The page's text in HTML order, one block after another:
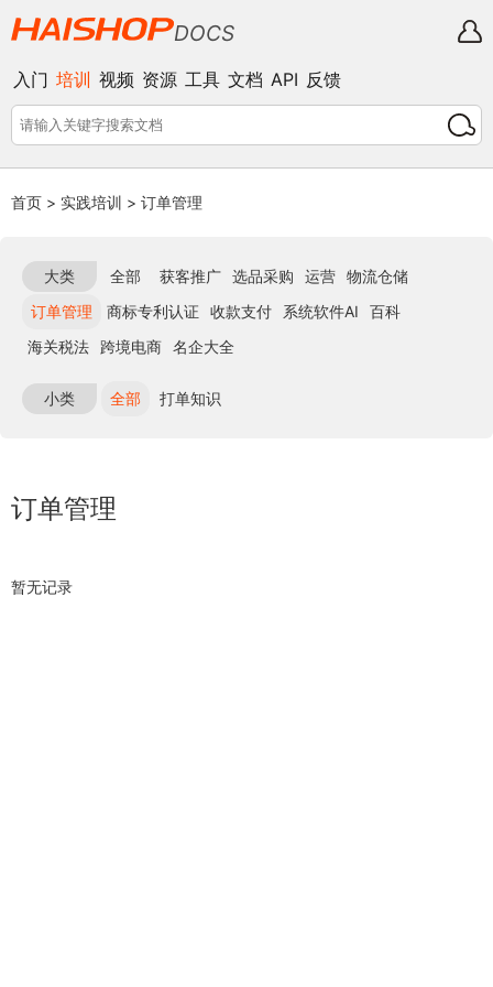
DOCS
入门 培训 视频 资源 工具 文档 API 反馈
首页 > 实践培训 > 订单管理
大类 全部 获客推广 选品采购 运营 物流仓储
订单管理
商标专利认证 收款支付 系统软件AI
百科
海关税法 跨境电商 名企大全
小类 全部 打单知识
订单管理
暂无记录